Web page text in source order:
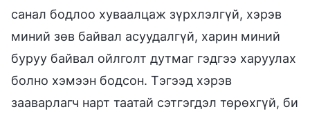
санал бодлоо хуваалцаж зүрхлэлгүй, хэрэв
миний зөв байвал асуудалгүй, харин миний
буруу байвал ойлголт дутмаг гэдгээ харуулах
болно хэмээн бодсон. Тэгээд хэрэв
зааварлагч нарт таатай сэтгэгдэл төрөхгүй, би